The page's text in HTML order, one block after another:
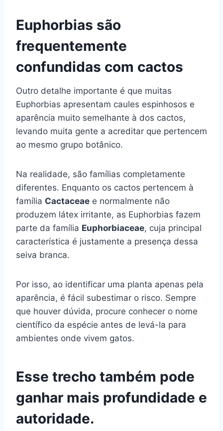
Euphorbias são
frequentemente
confundidas com cactos
Outro detalhe importante é que muitas
Euphorbias apresentam caules espinhosos e
aparência muito semelhante à dos cactos,
levando muita gente a acreditar que pertencem
ao mesmo grupo botânico.
Na realidade, são famílias completamente
diferentes. Enquanto os cactos pertencem à
família Cactaceae e normalmente não
produzem látex irritante, as Euphorbias fazem
parte da família Euphorbiaceae, cuja principal
característica é justamente a presença dessa
seiva branca.
Por isso, ao identificar uma planta apenas pela
aparência, é fácil subestimar o risco. Sempre
que houver dúvida, procure conhecer o nome
científico da espécie antes de levá-la para
ambientes onde vivem gatos.
Esse trecho também pode
ganhar mais profundidade e
autoridade.